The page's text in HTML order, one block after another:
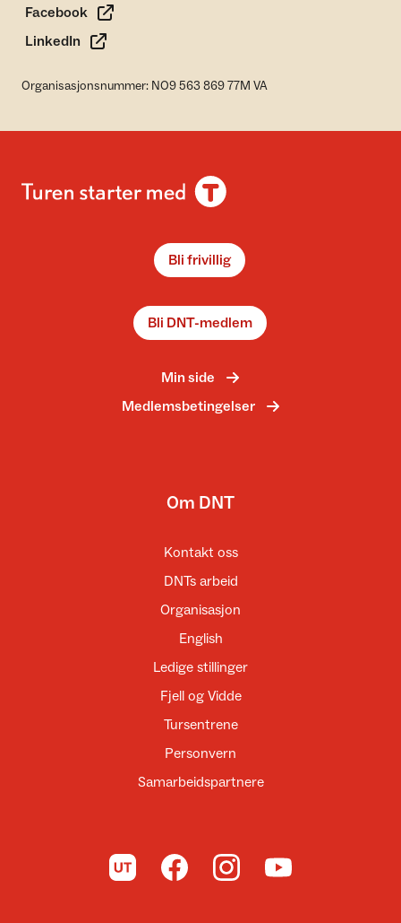
Facebook
LinkedIn
Organisasjonsnummer: NO9 563 869 77M VA
Bli frivillig
Bli DNT-medlem
Min side
Medlemsbetingelser
Om DNT
Kontakt oss
DNTs arbeid
Organisasjon
English
Ledige stillinger
Fjell og Vidde
Tursentrene
Personvern
Samarbeidspartnere
Til UT.no Til DNT på Facebook
Til DNT på Instagram
Til DNT på YouTube